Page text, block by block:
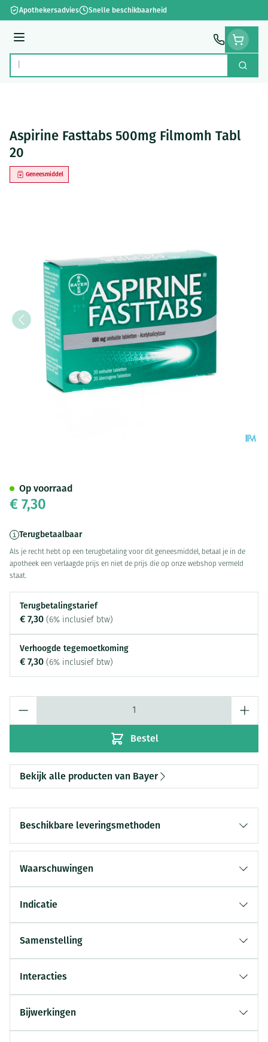
Ga naar de inhoud
Apothekersadvies Snelle beschikbaarheid
Menu
Product, merk, categorie... Zoek
Aspirine Fasttabs 500mg Filmomh Tabl
20
Geneesmiddel
€ 7,30
Terugbetaalbaar
Als je recht hebt op een terugbetaling voor dit geneesmiddel, betaal je in de
apotheek een verlaagde prijs en niet de prijs die op onze webshop vermeld
staat.
Terugbetalingstarief
€ 7,30 (6% inclusief btw)
Verhoogde tegemoetkoming
€ 7,30 (6% inclusief btw)
Bestel
Op voorraad
Bekijk alle producten van Bayer
Beschikbare leveringsmethoden
Waarschuwingen
Indicatie
Samenstelling
Interacties
Bijwerkingen